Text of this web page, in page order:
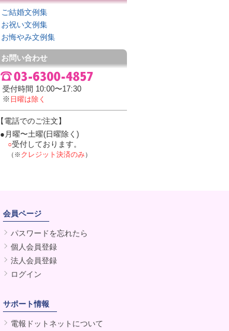
ご結婚文例集
お祝い文例集
お悔やみ文例集
お問い合わせ
受付時間 10:00〜17:30
※ 日曜は除く
【電話でのご注文】
●月曜〜土曜(日曜除く)
○受付しております。
（※クレジット決済のみ）
会員ページ
パスワードを忘れたら
個人会員登録
法人会員登録
ログイン
サポート情報
電報ドットネットについて